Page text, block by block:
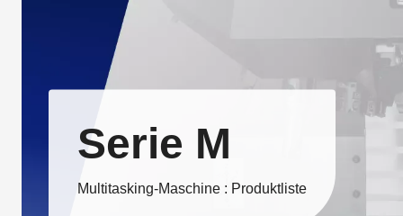
Serie M
Multitasking-Maschine : Produktliste